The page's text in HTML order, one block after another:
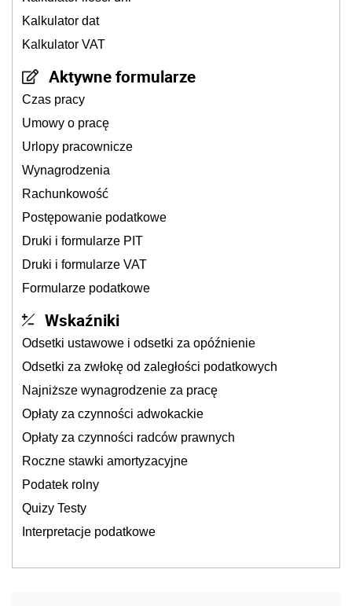
Kalkulator dat
Kalkulator VAT
Aktywne formularze
Czas pracy
Umowy o pracę
Urlopy pracownicze
Wynagrodzenia
Rachunkowość
Postępowanie podatkowe
Druki i formularze PIT
Druki i formularze VAT
Formularze podatkowe
Wskaźniki
Odsetki ustawowe i odsetki za opóźnienie
Odsetki za zwłokę od zaległości podatkowych
Najniższe wynagrodzenie za pracę
Opłaty za czynności adwokackie
Opłaty za czynności radców prawnych
Roczne stawki amortyzacyjne
Podatek rolny
Quizy Testy
Interpretacje podatkowe